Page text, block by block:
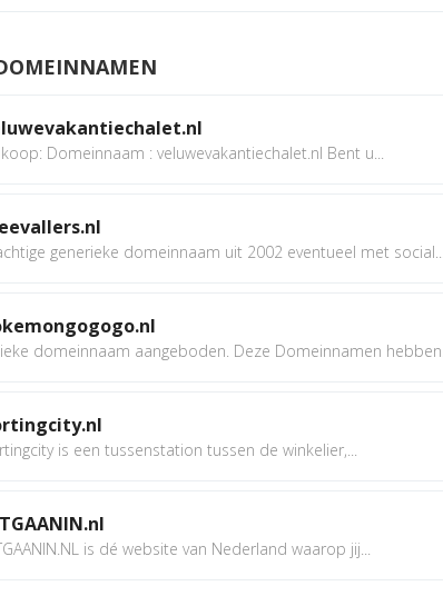
Domeinnaam : veluwevakantiechalet.nl Bent u...
generieke domeinnaam uit 2002 eventueel met social...
domeinnaam aangeboden. Deze Domeinnamen hebben...
is een tussenstation tussen de winkelier,...
is dé website van Nederland waarop jij...